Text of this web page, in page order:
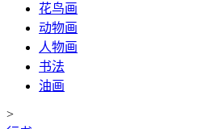
花鸟画
动物画
人物画
书法
油画
>